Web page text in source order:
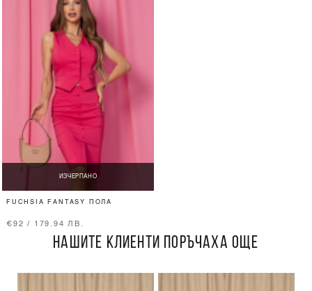
ИЗЧЕРПАНО
FUCHSIA FANTASY ПОЛА
€92 / 179.94 ЛВ.
НАШИТЕ КЛИЕНТИ ПОРЪЧАХА ОЩЕ